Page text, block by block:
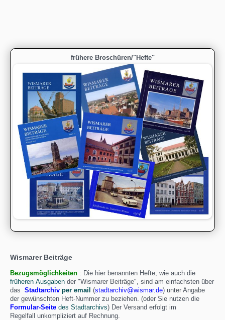
frühere Broschüren/"Hefte"
Wismarer Beiträge
Bezugsmöglichkeiten : Die hier benannten Hefte, wie auch die
früheren Ausgaben der "Wismarer Beiträge", sind am einfachsten über
das Stadtarchiv per email (stadtarchiv@wismar.de) unter Angabe
der gewünschten Heft-Nummer zu beziehen. (oder Sie nutzen die
Formular-Seite des Stadtarchivs) Der Versand erfolgt im
Regelfall unkompliziert auf Rechnung.